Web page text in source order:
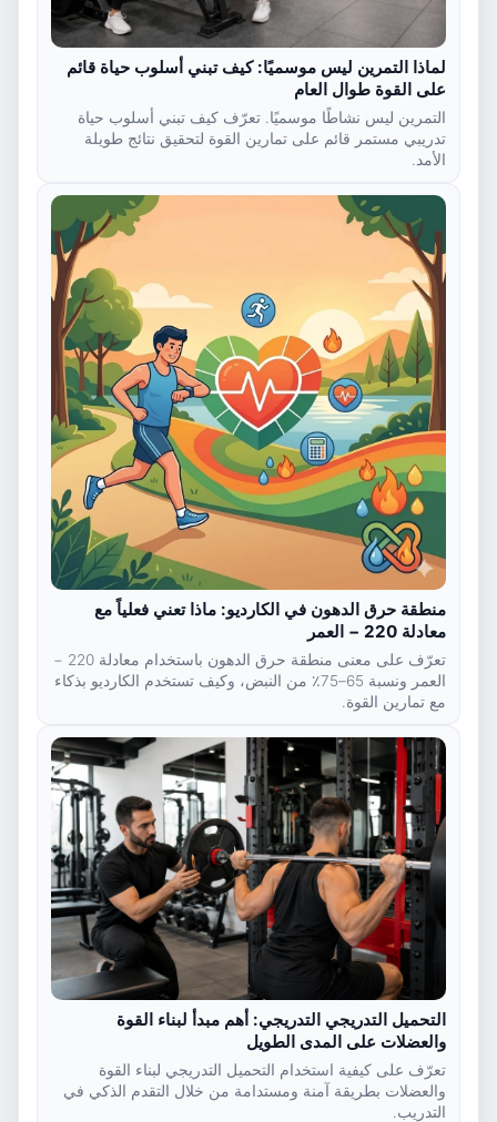
لماذا التمرين ليس موسميًا: كيف تبني أسلوب حياة قائم
على القوة طوال العام
التمرين ليس نشاطًا موسميًا. تعرّف كيف تبني أسلوب حياة
تدريبي مستمر قائم على تمارين القوة لتحقيق نتائج طويلة
الأمد.
منطقة حرق الدهون في الكارديو: ماذا تعني فعلياً مع
معادلة 220 − العمر
تعرّف على معنى منطقة حرق الدهون باستخدام معادلة 220 −
العمر ونسبة 65–75٪ من النبض، وكيف تستخدم الكارديو بذكاء
مع تمارين القوة.
التحميل التدريجي التدريجي: أهم مبدأ لبناء القوة
والعضلات على المدى الطويل
تعرّف على كيفية استخدام التحميل التدريجي لبناء القوة
والعضلات بطريقة آمنة ومستدامة من خلال التقدم الذكي في
التدريب.